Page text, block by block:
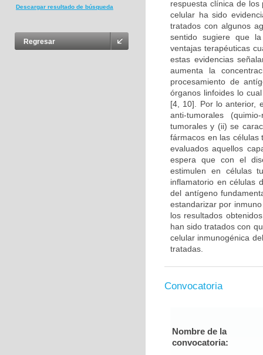
Descargar resultado de búsqueda
Regresar
respuesta clínica de
celular ha sido
tratados con algunos
sentido sugiere que
ventajas terapéuticas
estas evidencias
aumenta la
procesamiento de
órganos linfoides lo
[4, 10]. Por lo anterior,
anti-tumorales
tumorales y (ii) se
fármacos en las células
evaluados aquellos
espera que con el
estimulen en células
inflamatorio en células
del antígeno
estandarizar por
los resultados
han sido tratados con
celular inmunogénica
tratadas.
Convocatoria
Nombre de la
convocatoria: